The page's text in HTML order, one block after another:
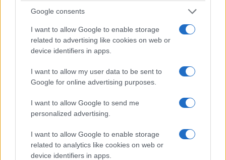
Google consents
I want to allow Google to enable storage
related to advertising like cookies on web or
device identifiers in apps.
I want to allow my user data to be sent to
Google for online advertising purposes.
I want to allow Google to send me
personalized advertising.
I want to allow Google to enable storage
related to analytics like cookies on web or
device identifiers in apps.